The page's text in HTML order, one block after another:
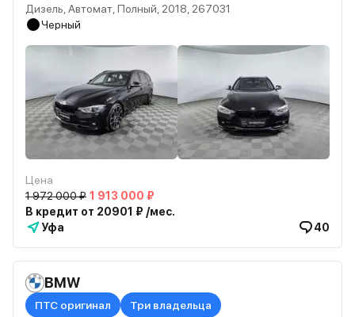
Дизель, Автомат, Полный, 2018, 267031
Черный
Цена
1 972 000 ₽ 1 913 000 ₽
В кредит от 20901 ₽ /мес.
Уфа
40
BMW
ПТС оригинал Три владельца